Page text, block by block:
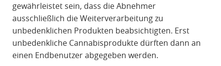
gewährleistet sein, dass die Abnehmer
ausschließlich die Weiterverarbeitung zu
unbedenklichen Produkten beabsichtigten. Erst
unbedenkliche Cannabisprodukte dürften dann an
einen Endbenutzer abgegeben werden.